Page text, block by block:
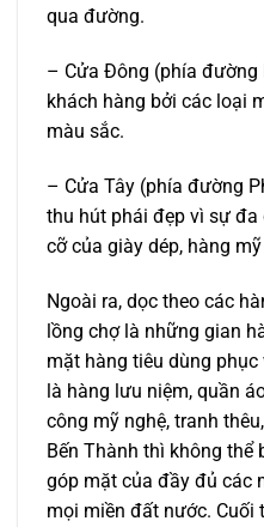
qua đường.
– Cửa Ðông (phía đường
khách hàng bởi các loại
màu sắc.
– Cửa Tây (phía đường
thu hút phái đẹp vì sự đa
cỡ của giày dép, hàng
Ngoài ra, dọc theo các
lồng chợ là những gian
mặt hàng tiêu dùng
là hàng lưu niệm, quần
công mỹ nghệ, tranh
Bến Thành thì không
góp mặt của đầy đủ các
mọi miền đất nước. Cuối